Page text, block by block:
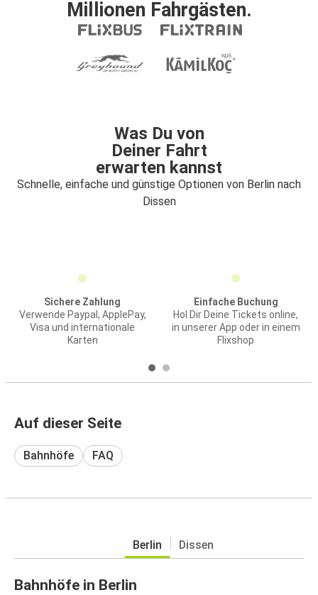
Millionen Fahrgästen.
Was Du von
Deiner Fahrt
erwarten kannst
Schnelle, einfache und günstige Optionen von Berlin nach
Dissen
Sichere Zahlung
Verwende Paypal, ApplePay,
Visa und internationale
Karten
Einfache Buchung
Hol Dir Deine Tickets online,
in unserer App oder in einem
Flixshop
Auf dieser Seite
Bahnhöfe FAQ
Berlin Dissen
Bahnhöfe in Berlin